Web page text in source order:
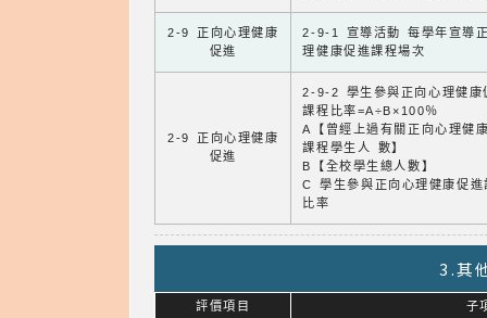
2-9 正向心理健康
促進
2-9-1 宣導活動 每學年宣導
理健康促進課程場次
2-9 正向心理健康
促進
2-9-2 學生參與正向心理健康
課程比率=A÷B×100％
A【曾經上過有關正向心理健
課程學生人 數】
B【全校學生總人數】
C 學生參與正向心理健康促進
比率
3.其
評價項目 子